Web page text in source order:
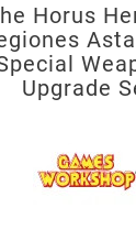
Horus
Upgrade